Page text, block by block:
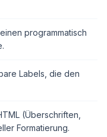
programmatisch
Labels, die den
(Überschriften,
Formatierung.